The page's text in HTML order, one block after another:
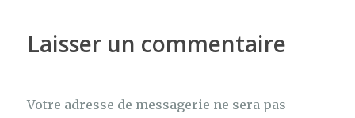
Laisser un commentaire
Votre adresse de messagerie ne sera pas